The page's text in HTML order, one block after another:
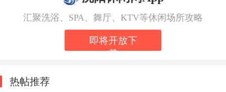
汇聚洗浴、SPA、舞厅、KTV等休闲场所攻略
即将开放下
载
热帖推荐